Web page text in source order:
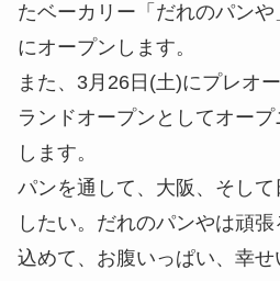
たベーカリー「だれのパン
にオープンします。
また、3月26日(土)にプレオ
ランドオープンとしてオー
します。
パンを通して、大阪、そし
したい。だれのパンやは頑
込めて、お腹いっぱい、幸